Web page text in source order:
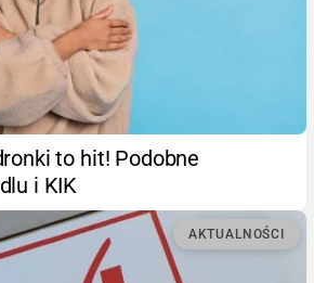
to hit! Podobne
i KIK
AKTUALNOŚCI